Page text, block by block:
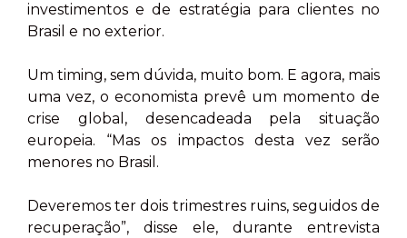
investimentos e de estratégia para clientes no
Brasil e no exterior.
Um timing, sem dúvida, muito bom. E agora, mais
uma vez, o economista prevê um momento de
crise global, desencadeada pela situação
europeia. “Mas os impactos desta vez serão
menores no Brasil.
Deveremos ter dois trimestres ruins, seguidos de
recuperação”, disse ele, durante entrevista